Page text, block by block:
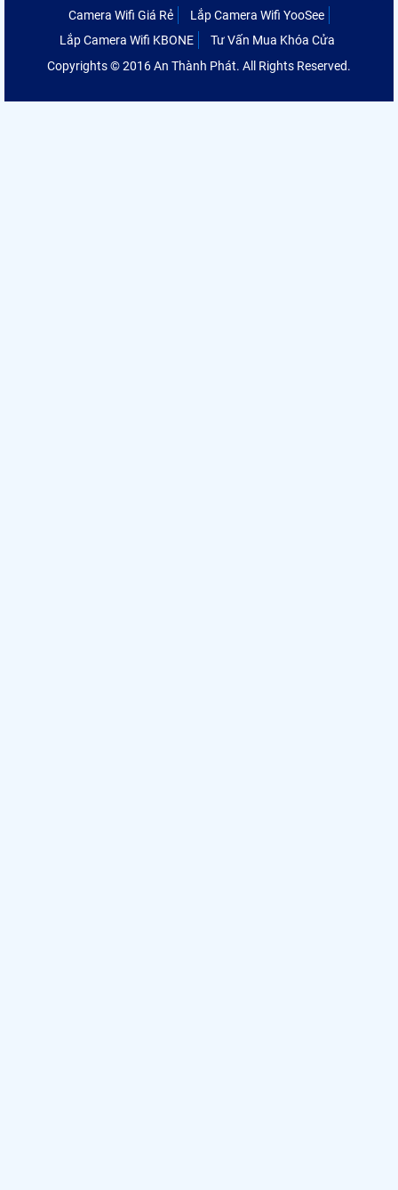
Camera Wifi Giá Rẻ
Lắp Camera Wifi YooSee
Lắp Camera Wifi KBONE
Tư Vấn Mua Khóa Cửa
Copyrights © 2016 An Thành Phát. All Rights Reserved.